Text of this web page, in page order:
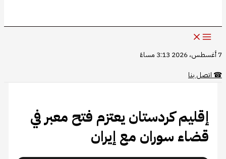
7 أغسطس، 2026 3:13 مساءً
☎اتصل بنا
‏إقليم كردستان يعتزم ‏فتح معبر في
قضاء سوران مع إيران